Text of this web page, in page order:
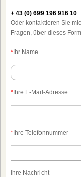
+ 43 (0) 699 196 916 10
Oder kontaktieren Sie
Fragen, über dieses
*Ihr Name
*Ihre E-Mail-Adresse
*Ihre Telefonnummer
Ihre Nachricht